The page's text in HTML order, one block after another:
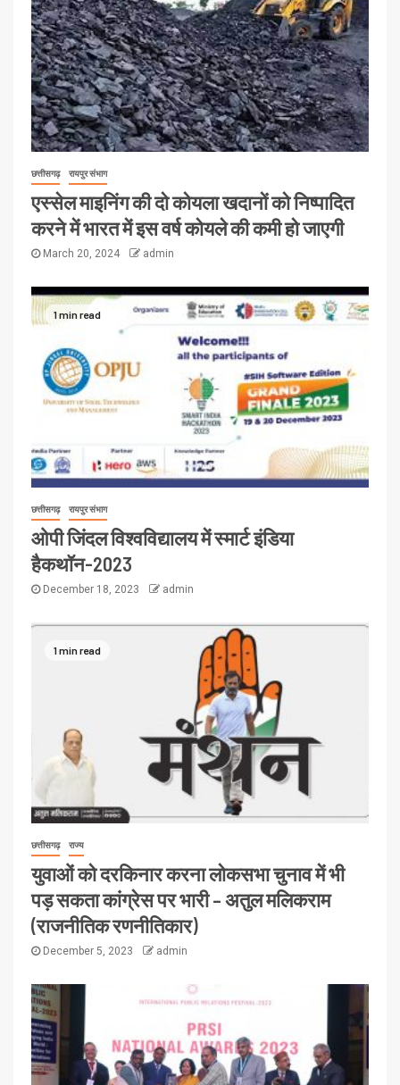
छत्तीसगढ़ रायपुर संभाग
एस्सेल माइनिंग की दो कोयला खदानों को निष्पादित
करने में भारत में इस वर्ष कोयले की कमी हो जाएगी
March 20, 2024 admin
1 min read
छत्तीसगढ़ रायपुर संभाग
ओपी जिंदल विश्वविद्यालय में स्मार्ट इंडिया
हैकथॉन-2023
December 18, 2023 admin
1 min read
छत्तीसगढ़ राज्य
युवाओं को दरकिनार करना लोकसभा चुनाव में भी
पड़ सकता कांग्रेस पर भारी – अतुल मलिकराम
(राजनीतिक रणनीतिकार)
December 5, 2023 admin